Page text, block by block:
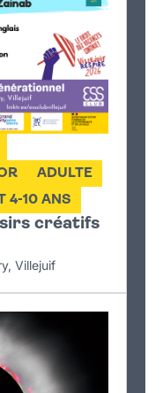
créatifs
ADULTE
4-10 ANS
Villejuif